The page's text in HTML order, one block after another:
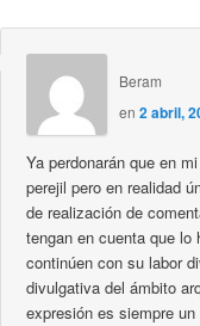
Beram
en2 abril,
Ya perdonarán que en
perejil pero en realidad
de realización de
tengan en cuenta que
continúen con su labor
divulgativa del ámbito
expresión es siempre